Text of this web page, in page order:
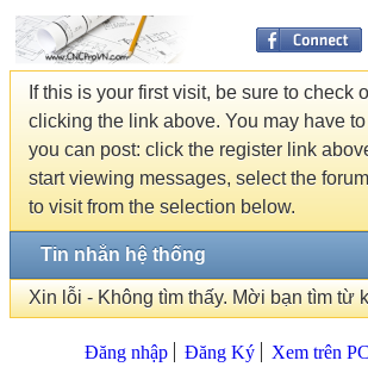
If this is your first visit, be sure to check
clicking the link above. You may have to
you can post: click the register link
start viewing messages, select the
to visit from the selection below.
Tin nhắn hệ thống
Xin lỗi - Không tìm thấy. Mời bạn tìm từ
Đăng nhập Đăng Ký Xem trên PC